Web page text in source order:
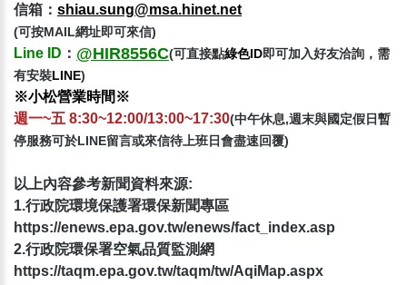
信箱：​ shiau.sung@msa.hinet.net
(可按MAIL網址即可來信)
Line ID ： @HIR8556C(可直接點綠色ID即可加入好友洽詢，需
有安裝LINE)
※小松營業時間※
週一~五 8:30~12:00/13:00~17:30(中午休息,週末與國定假日暫
停服務可於LINE留言或來信待上班日會盡速回覆)
以上內容參考新聞資料來源:
1.行政院環境保護署環保新聞專區
https://enews.epa.gov.tw/enews/fact_index.asp
2.行政院環保署空氣品質監測網
https://taqm.epa.gov.tw/taqm/tw/AqiMap.aspx